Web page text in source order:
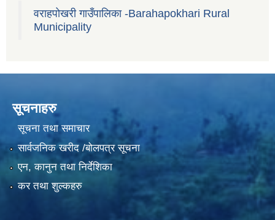
वराहपोखरी गाउँपालिका -Barahapokhari Rural
Municipality
सूचनाहरु
सूचना तथा समाचार
सार्वजनिक खरीद /बोलपत्र सूचना
एन, कानुन तथा निर्देशिका
कर तथा शुल्कहरु